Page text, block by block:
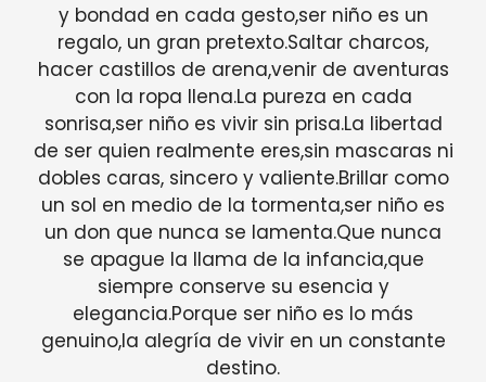
y bondad en cada gesto,ser niño es un
regalo, un gran pretexto.Saltar charcos,
hacer castillos de arena,venir de aventuras
con la ropa llena.La pureza en cada
sonrisa,ser niño es vivir sin prisa.La libertad
de ser quien realmente eres,sin mascaras ni
dobles caras, sincero y valiente.Brillar como
un sol en medio de la tormenta,ser niño es
un don que nunca se lamenta.Que nunca
se apague la llama de la infancia,que
siempre conserve su esencia y
elegancia.Porque ser niño es lo más
genuino,la alegría de vivir en un constante
destino.